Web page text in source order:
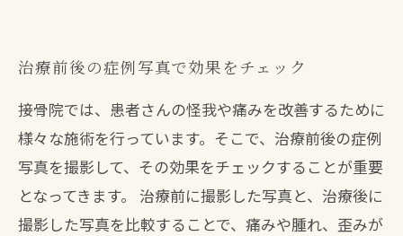
治療前後の症例写真で効果をチェック
接骨院では、患者さんの怪我や痛みを改善するために
様々な施術を行っています。そこで、治療前後の症例
写真を撮影して、その効果をチェックすることが重要
となってきます。 治療前に撮影した写真と、治療後に
撮影した写真を比較することで、痛みや腫れ、歪みが